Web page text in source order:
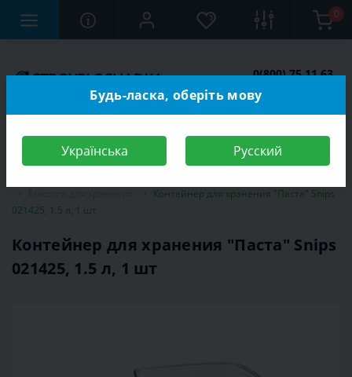
0
0(800) 75 11 63
Контейнер для хранения ″Паста″ Snips
021425, 1.5 л, 1 шт
Контейнер для хранения ″Паста″ Snips
021425, 1.5 л, 1 шт
Будь-ласка, оберіть мову
Українська Русский